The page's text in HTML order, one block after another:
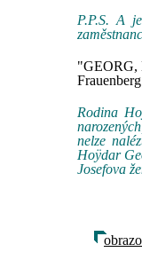
P.P.S. A
"GEORG,
Rodina
nelze
Hoÿdar
Josefova